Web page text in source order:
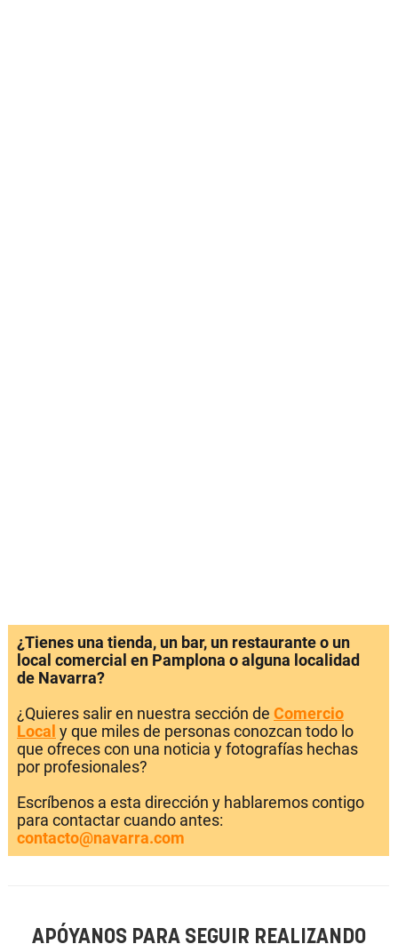
¿Tienes una tienda, un bar, un restaurante o un
local comercial en Pamplona o alguna localidad
de Navarra?
¿Quieres salir en nuestra sección de Comercio
Local y que miles de personas conozcan todo lo
que ofreces con una noticia y fotografías hechas
por profesionales?
Escríbenos a esta dirección y hablaremos contigo
para contactar cuando antes:
contacto@navarra.com
APÓYANOS PARA SEGUIR REALIZANDO